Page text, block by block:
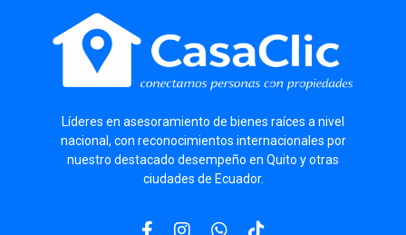
Líderes en asesoramiento de bienes raíces a nivel
nacional, con reconocimientos internacionales por
nuestro destacado desempeño en Quito y otras
ciudades de Ecuador.